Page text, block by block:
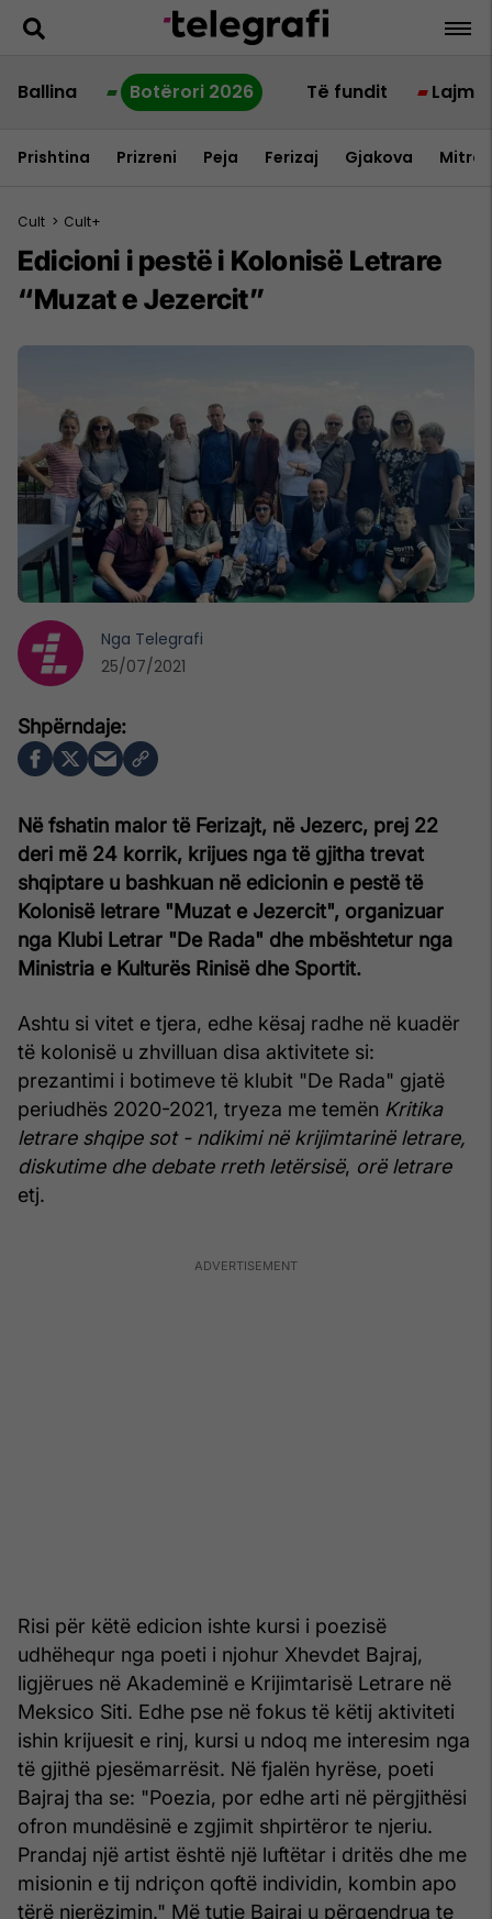
Ballina Botërori 2026 Të fundit Lajme
Prishtina Prizreni Peja Ferizaj Gjakova
Cult > Cult+
Edicioni i pestë i Kolonisë Letrare
“Muzat e Jezercit”
Në fshatin malor të Ferizajt, në Jezerc, prej 22
deri më 24 korrik, krijues nga të gjitha trevat
shqiptare u bashkuan në edicionin e pestë të
Kolonisë letrare "Muzat e Jezercit", organizuar
nga Klubi Letrar "De Rada" dhe mbështetur nga
Ministria e Kulturës Rinisë dhe Sportit.
Ashtu si vitet e tjera, edhe kësaj radhe në kuadër
të kolonisë u zhvilluan disa aktivitete si:
prezantimi i botimeve të klubit "De Rada" gjatë
periudhës 2020-2021, tryeza me temën Kritika
letrare shqipe sot - ndikimi në krijimtarinë letrare,
diskutime dhe debate rreth letërsisë, orë letrare
etj.
Risi për këtë edicion ishte kursi i poezisë
udhëhequr nga poeti i njohur Xhevdet Bajraj,
ligjërues në Akademinë e Krijimtarisë Letrare në
Meksico Siti. Edhe pse në fokus të këtij aktiviteti
ishin krijuesit e rinj, kursi u ndoq me interesim nga
të gjithë pjesëmarrësit. Në fjalën hyrëse, poeti
Bajraj tha se: "Poezia, por edhe arti në përgjithësi
ofron mundësinë e zgjimit shpirtëror te njeriu.
Prandaj një artist është një luftëtar i dritës dhe me
misionin e tij ndriçon qoftë individin, kombin apo
tërë njerëzimin." Më tutje Bajraj u përqendrua te
Nga Telegrafi
25/07/2021